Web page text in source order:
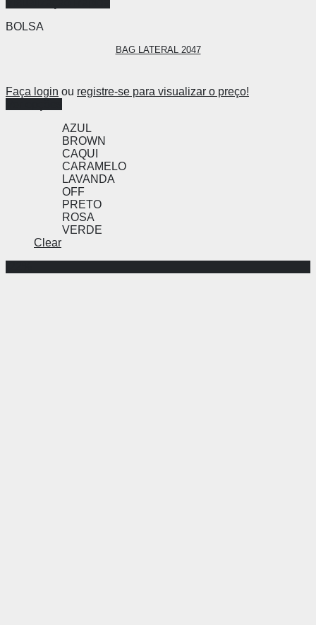
BOLSA
BAG LATERAL 2047
Faça login ou registre-se para visualizar o preço!
AZUL
BROWN
CAQUI
CARAMELO
LAVANDA
OFF
PRETO
ROSA
VERDE
Clear